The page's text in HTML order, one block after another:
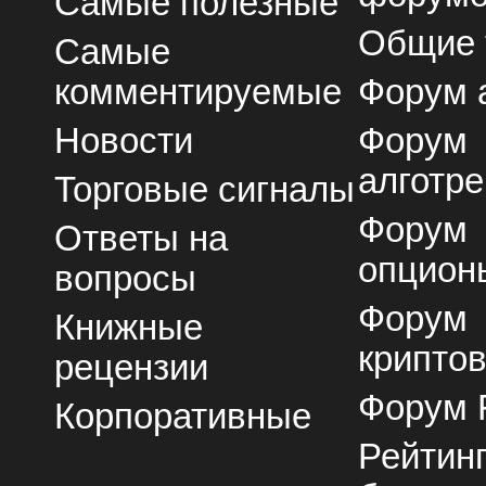
Самые
комментируемые
Новости
Торговые сигналы
Ответы на
вопросы
Книжные
рецензии
Корпоративные
Общие
Форум
Форум
Форум
Форум
Форум